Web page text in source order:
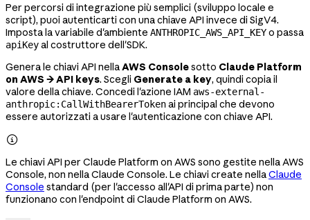
Per percorsi di integrazione più semplici (sviluppo locale e
script), puoi autenticarti con una chiave API invece di SigV4.
Imposta la variabile d'ambiente ANTHROPIC_AWS_API_KEYo passa
apiKeyal costruttore dell'SDK.
Genera le chiavi API nellaAWS Consolesotto Claude Platform
on AWS → API keys. Scegli Generate a key, quindi copia il
valore della chiave. Concedi l'azione IAM aws-external-
anthropic:CallWithBearerTokenai principal che devono
essere autorizzati a usare l'autenticazione con chiave API.

Le chiavi API per Claude Platform on AWS sono gestite nella AWS
Console, non nella Claude Console. Le chiavi create nellaClaude
Console standard (per l'accesso all'API di prima parte) non
funzionano con l'endpoint di Claude Platform on AWS.